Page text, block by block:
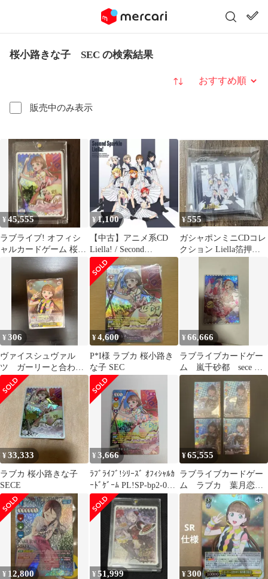
桜小路きな子 SEC の検索結果
販売中のみ表示
並び替え
¥45,555
ラブライブ! オフィシ
ャルカードゲーム 桜小
路きな子 SECE
¥1,100
【中古】アニメ系CD
Liella! / Second
Sparkle[オリジナル盤]
¥555
ガシャポンミニCDコレ
クション Liella箔押し
¥306
ヴァイスシュヴァル
ツ ガーリーと合わせ
て桜小路きな子SR
M26501610
¥4,600
P*I様 ラブカ 桜小路き
な子 SEC
¥66,666
ラブライブカードゲー
ム 嵐千砂都 sece ラ
ブカ
¥33,333
ラブカ 桜小路きな子
SECE
¥3,666
ﾗﾌﾞﾗｲﾌﾞ!ｼﾘｰｽﾞ ｵﾌｨｼｬﾙｶ
ｰﾄﾞｹﾞｰﾑ PL!SP-bp2-006-
SEC：桜小路きな子(キ
ャラクター虹箔押しサ
イン入り)
¥65,555
ラブライブカードゲー
ム ラブカ 葉月恋
SEC
¥ 12,800 ¥51,999 ¥300